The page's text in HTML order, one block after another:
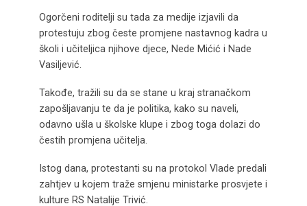
Ogorčeni roditelji su tada za medije izjavili da
protestuju zbog česte promjene nastavnog kadra u
školi i učiteljica njihove djece, Nede Mićić i Nade
Vasiljević.
Takođe, tražili su da se stane u kraj stranačkom
zapošljavanju te da je politika, kako su naveli,
odavno ušla u školske klupe i zbog toga dolazi do
čestih promjena učitelja.
Istog dana, protestanti su na protokol Vlade predali
zahtjev u kojem traže smjenu ministarke prosvjete i
kulture RS Natalije Trivić.